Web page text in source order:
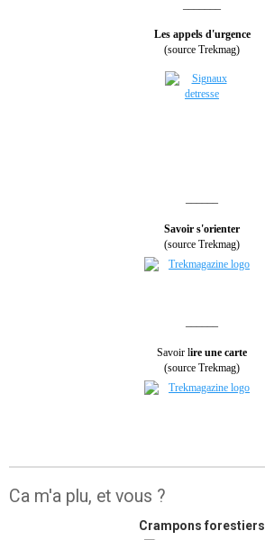
Les appels d'urgence
(source Trekmag)
Savoir s'orienter
(source Trekmag)
Savoir lire une carte
(source Trekmag)
Ca m'a plu, et vous ?
Crampons forestiers